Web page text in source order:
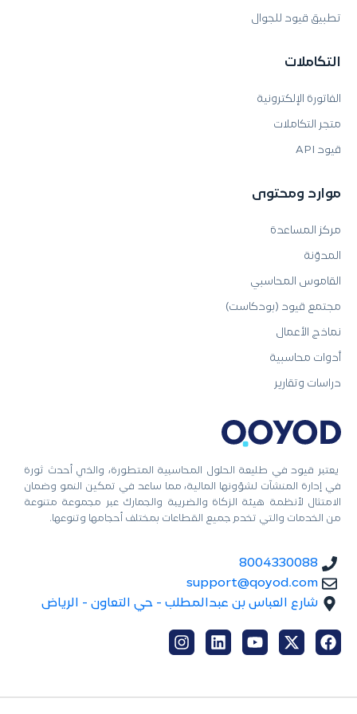
يعتبر قيود في طليعة الحلول المحاسبية المتطورة، والذي أحدث ثورة
في إدارة المنشآت لشؤونها المالية، مما ساعد في تمكين النمو وضمان
الامتثال لأنظمة هيئة الزكاة والضريبة والجمارك عبر مجموعة متنوعة
من الخدمات والتي تخدم جميع القطاعات بمختلف أحجامها وتنوعها.
8004330088
support@qoyod.com
شارع العباس بن عبدالمطلب - حي التعاون - الرياض
تطبيق قيود للجوال
التكاملات
الفاتورة الإلكترونية
متجر التكاملات
قيود API
موارد ومحتوى
مركز المساعدة
المدوّنة
القاموس المحاسبي
مجتمع قيود (بودكاست)
نماذج الأعمال
أدوات محاسبية
دراسات وتقارير